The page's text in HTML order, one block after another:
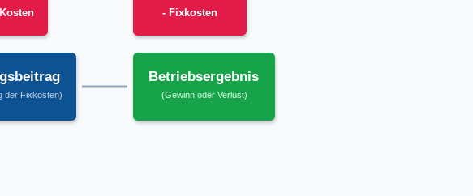
der Fixkosten)
- Fixkosten
Betriebsergebnis
(Gewinn oder Verlust)